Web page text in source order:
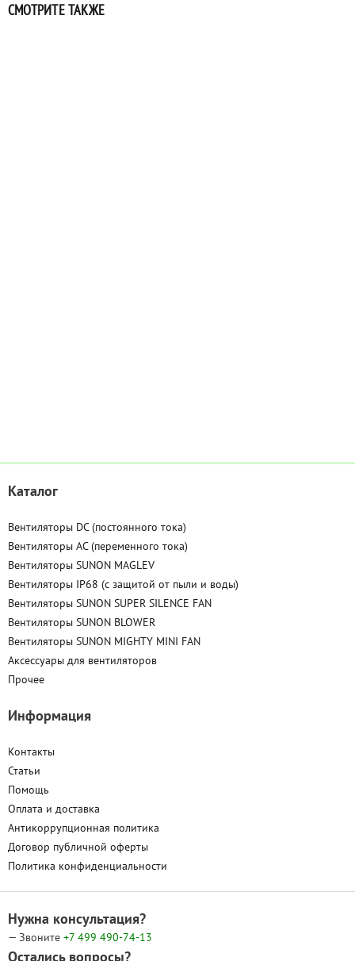
СМОТРИТЕ ТАКЖЕ
Каталог
Вентиляторы DC (постоянного тока)
Вентиляторы AC (переменного тока)
Вентиляторы SUNON MAGLEV
Вентиляторы IP68 (c защитой от пыли и воды)
Вентиляторы SUNON SUPER SILENCE FAN
Вентиляторы SUNON BLOWER
Вентиляторы SUNON MIGHTY MINI FAN
Аксессуары для вентиляторов
Прочее
Информация
Контакты
Статьи
Помощь
Оплата и доставка
Антикоррупционная политика
Договор публичной оферты
Политика конфиденциальности
Нужна консультация?
— Звоните +7 499 490-74-13
Остались вопросы?